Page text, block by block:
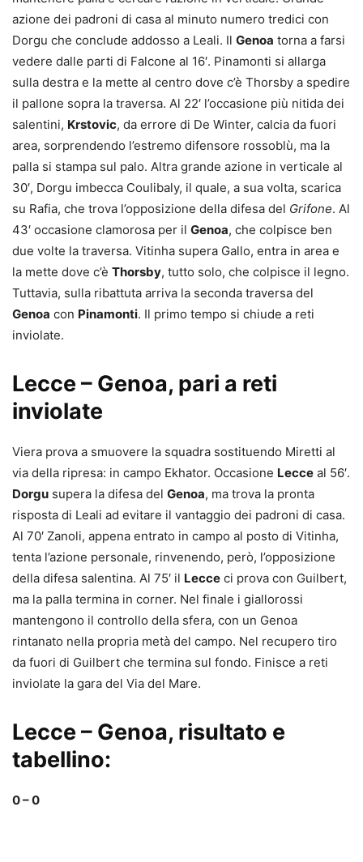
azione dei padroni di casa al minuto numero tredici con
Dorgu che conclude addosso a Leali. Il Genoa torna a farsi
vedere dalle parti di Falcone al 16′. Pinamonti si allarga
sulla destra e la mette al centro dove c’è Thorsby a spedire
il pallone sopra la traversa. Al 22′ l’occasione più nitida dei
salentini, Krstovic, da errore di De Winter, calcia da fuori
area, sorprendendo l’estremo difensore rossoblù, ma la
palla si stampa sul palo. Altra grande azione in verticale al
30′, Dorgu imbecca Coulibaly, il quale, a sua volta, scarica
su Rafia, che trova l’opposizione della difesa del Grifone. Al
43′ occasione clamorosa per il Genoa, che colpisce ben
due volte la traversa. Vitinha supera Gallo, entra in area e
la mette dove c’è Thorsby, tutto solo, che colpisce il legno.
Tuttavia, sulla ribattuta arriva la seconda traversa del
Genoa con Pinamonti. Il primo tempo si chiude a reti
inviolate.
Lecce – Genoa, pari a reti
inviolate
Viera prova a smuovere la squadra sostituendo Miretti al
via della ripresa: in campo Ekhator. Occasione Lecce al 56′.
Dorgu supera la difesa del Genoa, ma trova la pronta
risposta di Leali ad evitare il vantaggio dei padroni di casa.
Al 70′ Zanoli, appena entrato in campo al posto di Vitinha,
tenta l’azione personale, rinvenendo, però, l’opposizione
della difesa salentina. Al 75′ il Lecce ci prova con Guilbert,
ma la palla termina in corner. Nel finale i giallorossi
mantengono il controllo della sfera, con un Genoa
rintanato nella propria metà del campo. Nel recupero tiro
da fuori di Guilbert che termina sul fondo. Finisce a reti
inviolate la gara del Via del Mare.
Lecce – Genoa, risultato e
tabellino:
0 – 0